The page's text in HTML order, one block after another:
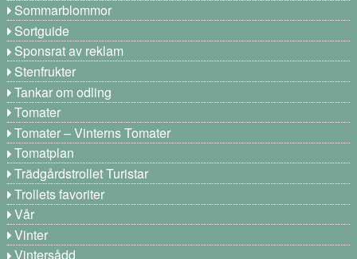
Sommarblommor
Sortguide
Sponsrat av reklam
Stenfrukter
Tankar om odling
Tomater
Tomater – Vinterns Tomater
Tomatplan
Trädgårdstrollet Turistar
Trollets favoriter
Vår
Vinter
Vintersådd